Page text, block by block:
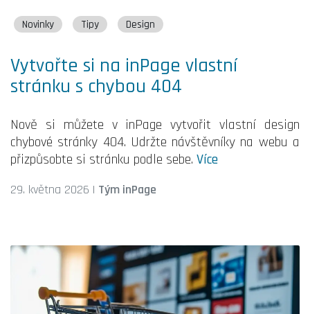
Novinky Tipy Design
Vytvořte si na inPage vlastní
stránku s chybou 404
Nově si můžete v inPage vytvořit vlastní design
chybové stránky 404. Udržte návštěvníky na webu a
přizpůsobte si stránku podle sebe. Více
29. května 2026 | Tým inPage